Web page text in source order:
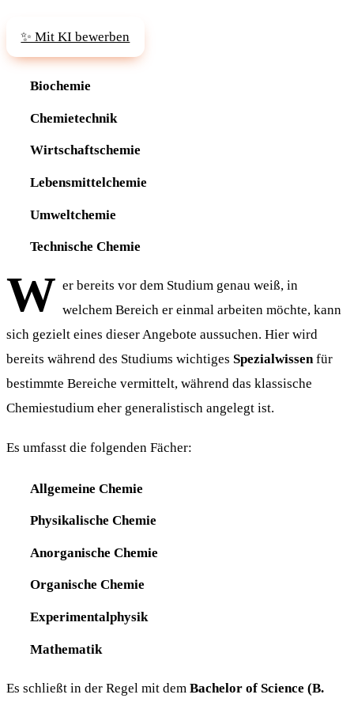
✨ Mit KI bewerben
Biochemie
Chemietechnik
Wirtschaftschemie
Lebensmittelchemie
Umweltchemie
Technische Chemie
W er bereits vor dem Studium genau weiß, in
welchem Bereich er einmal arbeiten möchte, kann
sich gezielt eines dieser Angebote aussuchen. Hier wird
bereits während des Studiums wichtiges Spezialwissenfür
bestimmte Bereiche vermittelt, während das klassische
Chemiestudium eher generalistisch angelegt ist.
Es umfasst die folgenden Fächer:
Allgemeine Chemie
Physikalische Chemie
Anorganische Chemie
Organische Chemie
Experimentalphysik
Mathematik
Es schließt in der Regel mit dem Bachelor of Science (B.